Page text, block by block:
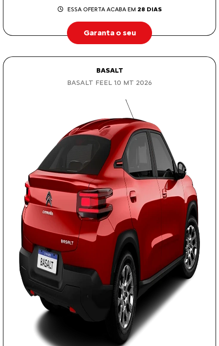
ESSA OFERTA ACABA EM 28 DIAS
Garanta o seu
BASALT
BASALT FEEL 1.0 MT 2026